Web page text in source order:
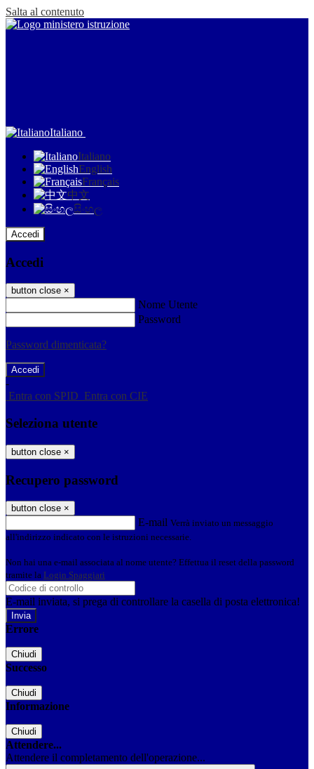
Salta al contenuto
Italiano
Italiano
English
Français
中文
සිංහල
Accedi
Accedi
button close ×
Nome Utente
Password
Password dimenticata?
-
Entra con SPID Entra con CIE
Seleziona utente
button close ×
Recupero password
button close ×
E-mail Verrà inviato un messaggio
all'indirizzo indicato con le istruzioni necessarie.
Non hai una e-mail associata al nome utente? Effettua il reset della password
tramite la Login Spaggiari
E-mail inviata, si prega di controllare la casella di posta elettronica!
Errore
Chiudi
Successo
Chiudi
Informazione
Chiudi
Attendere...
Attendere il completamento dell'operazione...